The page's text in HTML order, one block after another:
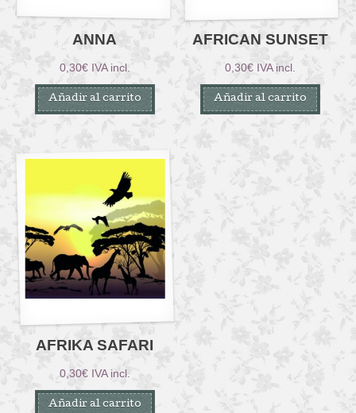
ANNA
0,30€ IVA incl.
Añadir al carrito
AFRICAN SUNSET
0,30€ IVA incl.
Añadir al carrito
AFRIKA SAFARI
0,30€ IVA incl.
Añadir al carrito